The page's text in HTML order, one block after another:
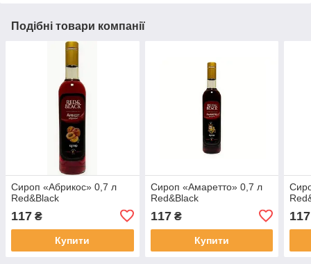
Подібні товари компанії
Сироп «Абрикос» 0,7 л
Red&Black
117 ₴
Купити
Сироп «Амаретто» 0,7 л
Red&Black
117₴
Купити
117